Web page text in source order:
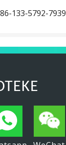
133-5792-7939